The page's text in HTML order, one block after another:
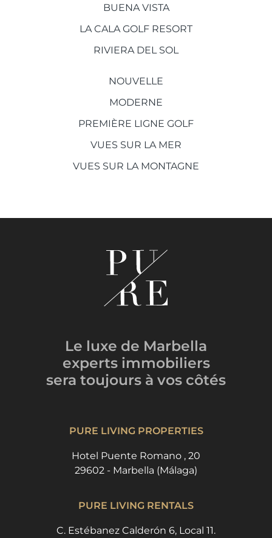
BUENA VISTA
LA CALA GOLF RESORT
RIVIERA DEL SOL
NOUVELLE
MODERNE
PREMIÈRE LIGNE GOLF
VUES SUR LA MER
VUES SUR LA MONTAGNE
Le luxe de Marbella
experts immobiliers
sera toujours à vos côtés
PURE LIVING PROPERTIES
Hotel Puente Romano , 20
29602 - Marbella (Málaga)
PURE LIVING RENTALS
C. Estébanez Calderón 6, Local 11.